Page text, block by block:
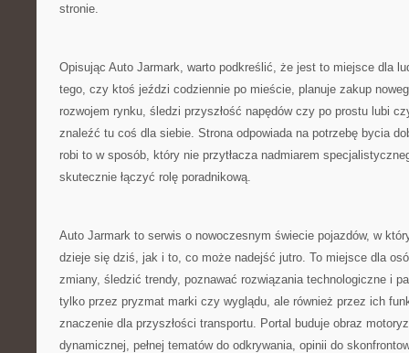
stronie.
Opisując Auto Jarmark, warto podkreślić, że jest to miejsce dla
tego, czy ktoś jeździ codziennie po mieście, planuje zakup
rozwojem rynku, śledzi przyszłość napędów czy po prostu lubi
znaleźć tu coś dla siebie. Strona odpowiada na potrzebę bycia
robi to w sposób, który nie przytłacza nadmiarem
skutecznie łączyć rolę poradnikową.
Auto Jarmark to serwis o nowoczesnym świecie pojazdów, w
dzieje się dziś, jak i to, co może nadejść jutro. To miejsce dla
zmiany, śledzić trendy, poznawać rozwiązania technologiczne i
tylko przez pryzmat marki czy wyglądu, ale również przez ich
znaczenie dla przyszłości transportu. Portal buduje obraz
dynamicznej, pełnej tematów do odkrywania, opinii do